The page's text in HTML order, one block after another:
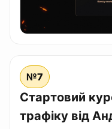
№7
Стартовий
трафіку від